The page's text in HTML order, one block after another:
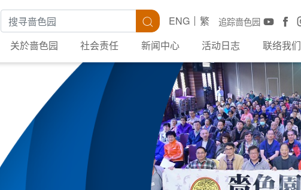
搜寻关键字 搜寻 追踪啬色园
ENG
繁
关於啬色园
社会责任 新闻中心 活动日志 联络我们